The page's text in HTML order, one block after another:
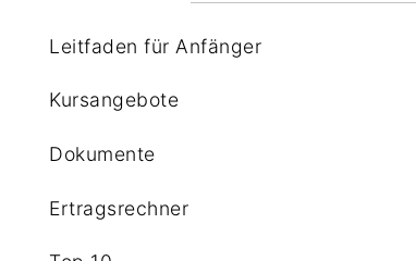
Leitfaden für Anfänger
Kursangebote
Dokumente
Ertragsrechner